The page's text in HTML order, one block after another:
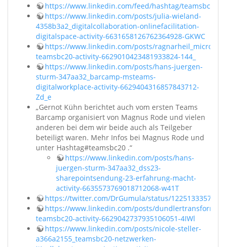
https://www.linkedin.com/feed/hashtag/teamsbc20/
https://www.linkedin.com/posts/julia-wieland-
4358b3a2_digitalcollaboration-onlinefacilitation-
digitalspace-activity-6631658126762364928-GKWC
https://www.linkedin.com/posts/
teamsbc20-activity-6629010423481933824-144_
https://www.linkedin.com/posts/hans-juergen-
sturm-347aa32_barcamp-msteams-
digitalworkplace-activity-6629404316857843712-
Zd_e
„Gernot Kühn berichtet auch vom ersten Teams
Barcamp organisiert von Magnus Rode und vielen
anderen bei dem wir beide auch als Teilgeber
beteiligt waren. Mehr Infos bei Magnus Rode und
unter Hashtag#teamsbc20 .“
https://www.linkedin.com/posts/hans-
juergen-sturm-347aa32_dss23-
sharepointsendung-23-erfahrung-macht-
activity-6635573769018712068-w41T
https://twitter.com/DrGumula/status/
https://www.linkedin.com/posts/
teamsbc20-activity-6629042737935106051-4IWl
https://www.linkedin.com/posts/nicole-steller-
a366a2155_teamsbc20-netzwerken-